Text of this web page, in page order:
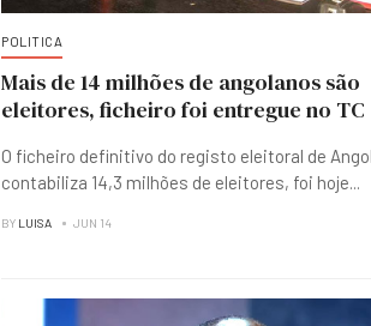
POLITICA
Mais de 14 milhões de angolanos são
eleitores, ficheiro foi entregue no TC
O ficheiro definitivo do registo eleitoral de
contabiliza 14,3 milhões de eleitores, foi hoje...
BY LUISA JUN 14